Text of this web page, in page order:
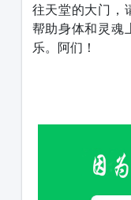
往天堂的大门，
帮助身体和灵魂
乐。阿们！